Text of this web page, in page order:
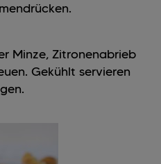
Minze, Zitronenabrieb
Gekühlt servieren